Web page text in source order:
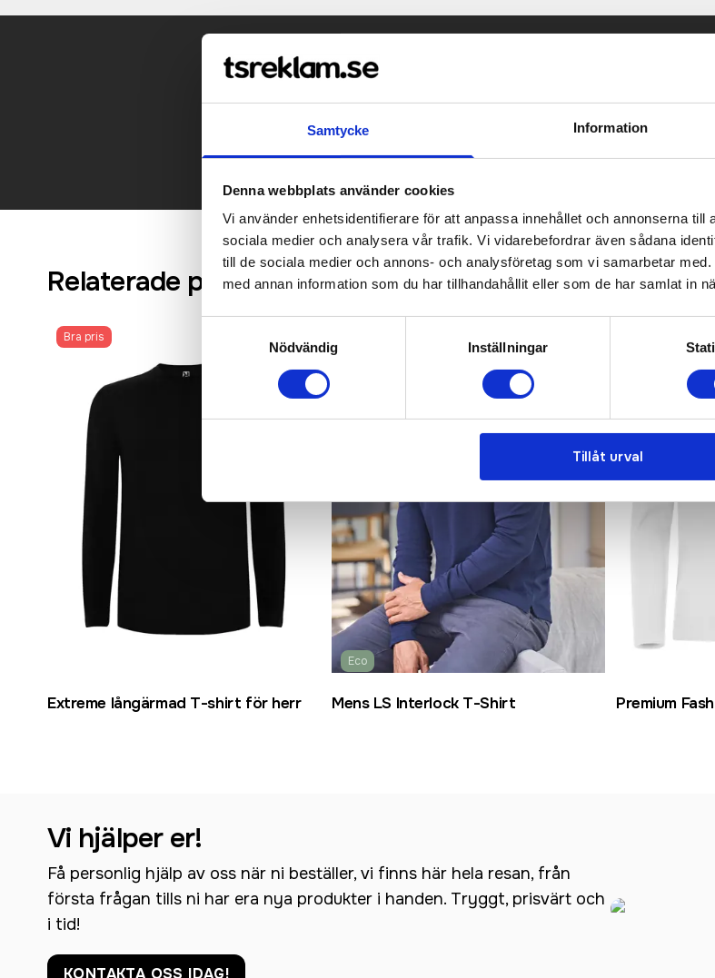
Samtycke Information
Denna webbplats använder cookies
Vi använder enhetsidentifierare för att anpassa innehållet och annonserna till
sociala medier och analysera vår trafik. Vi vidarebefordrar även sådana
till de sociala medier och annons- och analysföretag som vi samarbetar
med annan information som du har tillhandahållit eller som de har samlat in
Nödvändig
Inställningar
Tillåt urval
Det går också utmärkt att bara
KONTAKTA OSS
Relaterade produkter
Bra pris
Extreme långärmad T-shirt för herr
Eco
Mens LS Interlock T-Shirt Premium
Vi hjälper er!
Få personlig hjälp av oss när ni beställer, vi finns här hela resan, från
första frågan tills ni har era nya produkter i handen. Tryggt, prisvärt och
i tid!
KONTAKTA OSS IDAG!